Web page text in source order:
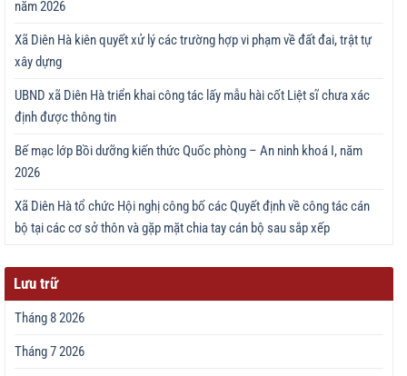
năm 2026
Xã Diên Hà kiên quyết xử lý các trường hợp vi phạm về đất đai, trật tự
xây dựng
UBND xã Diên Hà triển khai công tác lấy mẫu hài cốt Liệt sĩ chưa xác
định được thông tin
Bế mạc lớp Bồi dưỡng kiến thức Quốc phòng – An ninh khoá I, năm
2026
Xã Diên Hà tổ chức Hội nghị công bố các Quyết định về công tác cán
bộ tại các cơ sở thôn và gặp mặt chia tay cán bộ sau sắp xếp
Lưu trữ
Tháng 8 2026
Tháng 7 2026